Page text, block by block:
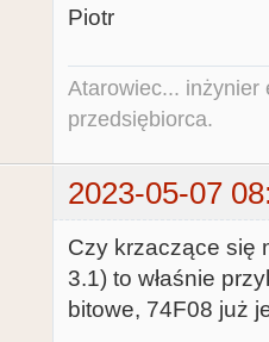
Piotr
Atarowiec... inżynier
przedsiębiorca.
2023-05-07
Czy krzaczące się
3.1) to właśnie
bitowe, 74F08 już